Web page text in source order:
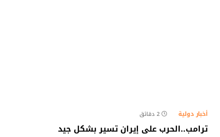
أخبار دولية 2 دقائق
ترامب..الحرب على إيران تسير بشكل جيد